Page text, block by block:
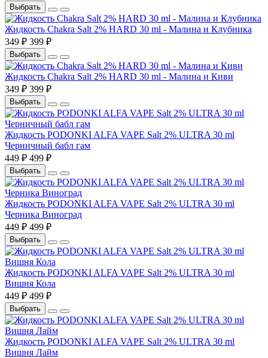
Выбрать
Жидкость Chakra Salt 2% HARD 30 ml - Малина и Клубника
349 ₽ 399 ₽
Выбрать
Жидкость Chakra Salt 2% HARD 30 ml - Малина и Киви
349 ₽ 399 ₽
Выбрать
Жидкость PODONKI ALFA VAPE Salt 2% ULTRA 30 ml
Черничный бабл гам
449 ₽ 499 ₽
Выбрать
Жидкость PODONKI ALFA VAPE Salt 2% ULTRA 30 ml
Черника Виноград
449 ₽ 499 ₽
Выбрать
Жидкость PODONKI ALFA VAPE Salt 2% ULTRA 30 ml
Вишня Кола
449 ₽ 499 ₽
Выбрать
Жидкость PODONKI ALFA VAPE Salt 2% ULTRA 30 ml
Вишня Лайм